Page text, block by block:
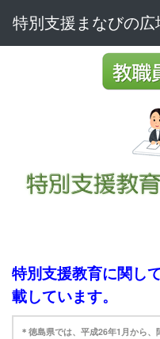
特別支援まなびの広
特別支援教育に関し
載しています。
＊徳島県では、平成26年1月から